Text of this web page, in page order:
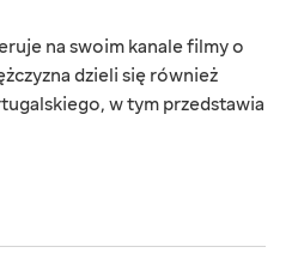
na swoim kanale filmy o
dzieli się również
w tym przedstawia